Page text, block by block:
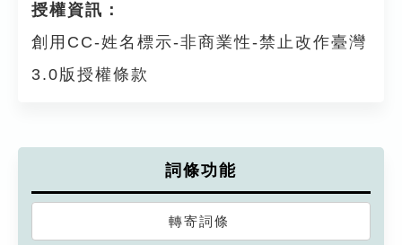
授權資訊：
創用CC-姓名標示-非商業性-禁止改作臺灣
3.0版授權條款
詞條功能
轉寄詞條